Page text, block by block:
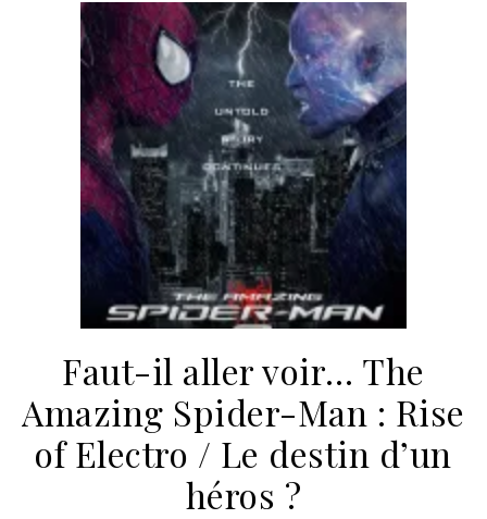
Faut-il aller voir… The
Amazing Spider-Man : Rise
of Electro / Le destin d’un
héros ?